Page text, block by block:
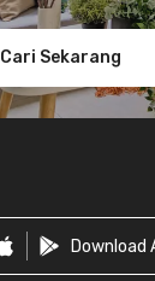
Cari Sekarang
Download